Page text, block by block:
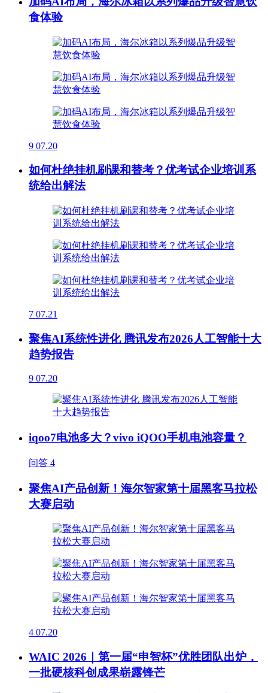
食体验
9 07.20
如何杜绝挂机刷课和替考？优考试企业培训系
统给出解法
7 07.21
聚焦AI系统性进化 腾讯发布2026人工智能十大
趋势报告
9 07.20
iqoo7电池多大？vivo iQOO手机电池容量？
问答 4
聚焦AI产品创新！海尔智家第十届黑客马拉松
大赛启动
4 07.20
WAIC 2026｜第一届“申智杯”优胜团队出炉，
一批硬核科创成果崭露锋芒